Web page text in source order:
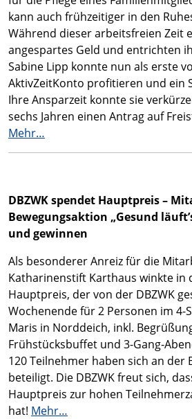
kann auch frühzeitiger in den
Während dieser arbeitsfreien Zeit
angespartes Geld und entrichten
Sabine Lipp konnte nun als erste
AktivZeitKonto profitieren und ein
Ihre Ansparzeit konnte sie
sechs Jahren einen Antrag auf
Mehr…
DBZWK spendet Hauptpreis –
Bewegungsaktion „Gesund
und gewinnen
Als besonderer Anreiz für die
Katharinenstift Karthaus winkte in
Hauptpreis, der von der DBZWK
Wochenende für 2 Personen im 4-
Maris in Norddeich, inkl.
Frühstücksbuffet und 3-Gang-
120 Teilnehmer haben sich an der
beteiligt. Die DBZWK freut sich,
Hauptpreis zur hohen
hat! Mehr…